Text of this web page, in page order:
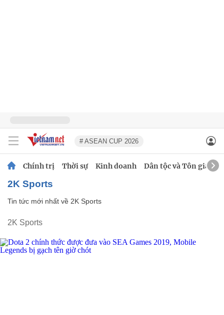
# ASEAN CUP 2026
Chính trị Thời sự Kinh doanh Dân tộc và Tôn giáo
2K Sports
Tin tức mới nhất về 2K Sports
2K Sports